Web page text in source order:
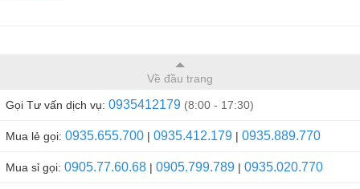
Về đầu trang
Gọi Tư vấn dịch vụ: 0935412179 (8:00 - 17:30)
Mua lẻ gọi: 0935.655.700 | 0935.412.179 | 0935.889.770
Mua sỉ gọi: 0905.77.60.68 | 0905.799.789 | 0935.020.770